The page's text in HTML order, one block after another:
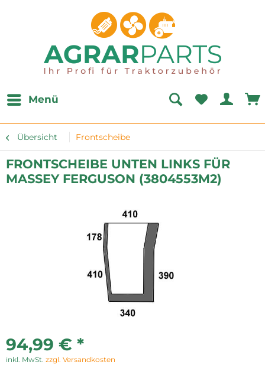
Menü
Übersicht Frontscheibe
FRONTSCHEIBE UNTEN LINKS FÜR
MASSEY FERGUSON (3804553M2)
94,99 € *
inkl. MwSt. zzgl. Versandkosten